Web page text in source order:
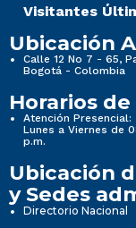
Visitantes
Ubicación
Calle 12 No 7 - 65,
Bogotá - Colombia
Horarios
Atención Presencial:
Lunes a Viernes de
p.m.
Ubicación
y Sedes
Directorio Nacional